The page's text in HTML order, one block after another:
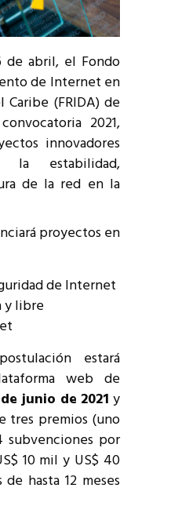
de abril, el Fondo
de Internet en
(FRIDA) de
2021,
innovadores
la estabilidad,
de la red en la
proyectos en
de Internet
y libre
estará
web de
junio de 2021 y
tres premios (uno
subvenciones por
10 mil y US$ 40
hasta 12 meses